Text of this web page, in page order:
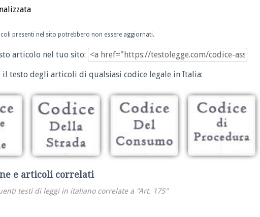
presenti nel sito potrebbero non essere aggiornati.
articolo nel tuo sito:
il testo degli articoli di qualsiasi codice legale in Italia:
e articoli correlati
testi di leggi in italiano correlate a "Art. 175"